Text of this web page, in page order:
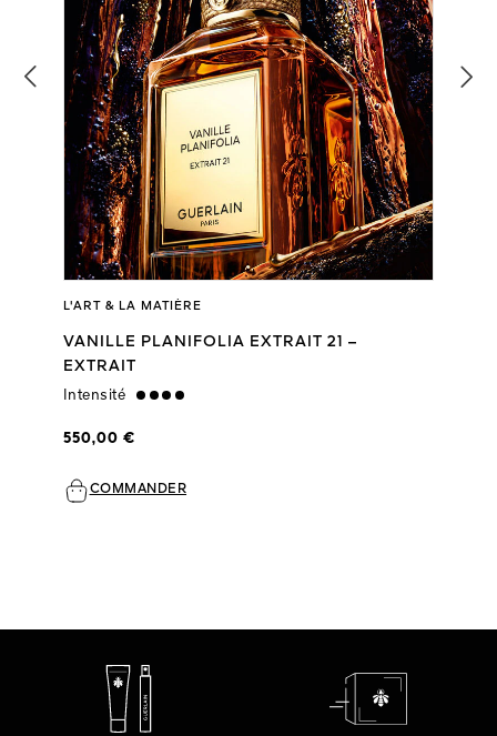
L'ART & LA MATIÈRE
VANILLE PLANIFOLIA EXTRAIT 21 –
EXTRAIT
Intensité strong
550,00 €
COMMANDER